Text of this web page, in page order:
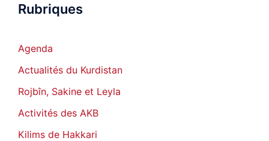
Rubriques
Agenda
Actualités du Kurdistan
Rojbîn, Sakine et Leyla
Activités des AKB
Kilims de Hakkari